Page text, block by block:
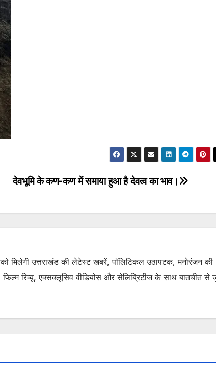
देवभूमि के कण-कण में समाया हुआ है देवत्व का भाव।
मिलेगी उत्तराखंड की लेटेस्ट खबरें, पॉलिटिकल उठापटक, मनोरंजन की
रिव्यू, एक्सक्लूसिव वीडियोस और सेलिब्रिटीज के साथ बातचीत से